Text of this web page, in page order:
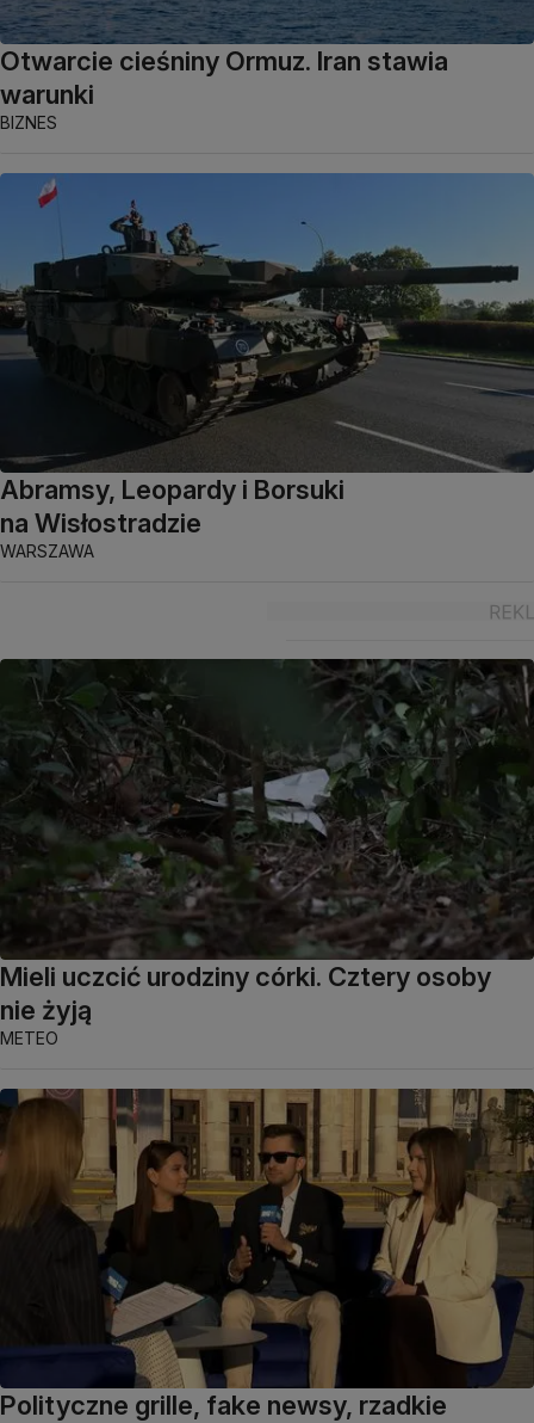
Otwarcie cieśniny Ormuz. Iran stawia
warunki
BIZNES
Abramsy, Leopardy i Borsuki
na Wisłostradzie
WARSZAWA
Mieli uczcić urodziny córki. Cztery osoby
nie żyją
METEO
Polityczne grille, fake newsy, rzadkie